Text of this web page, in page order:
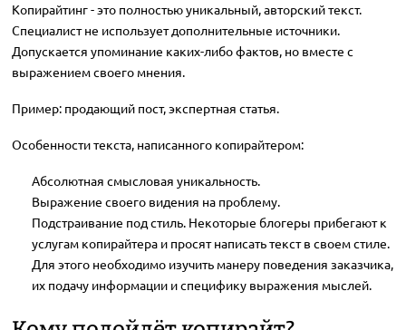
Копирайтинг - это полностью уникальный, авторский текст.
Специалист не использует дополнительные источники.
Допускается упоминание каких-либо фактов, но вместе с
выражением своего мнения.
Пример: продающий пост, экспертная статья.
Особенности текста, написанного копирайтером:
Абсолютная смысловая уникальность.
Выражение своего видения на проблему.
Подстраивание под стиль. Некоторые блогеры прибегают к
услугам копирайтера и просят написать текст в своем стиле.
Для этого необходимо изучить манеру поведения заказчика,
их подачу информации и специфику выражения мыслей.